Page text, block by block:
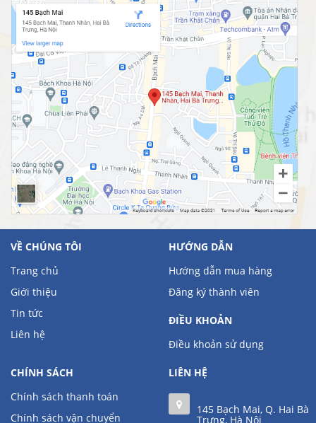
VỀ CHÚNG TÔI
Trang chủ
Giới thiệu
Tin tức
Liên hệ
HƯỚNG DẪN
Hướng dẫn mua hàng
Đăng ký thành viên
ĐIỀU KHOẢN
Điều khoản sử dụng
CHÍNH SÁCH
Chính sách thanh toán
Chính sách vận chuyển
LIÊN HỆ
145 Bạch Mai, Q. Hai Bà
Trưng, Hà Nội